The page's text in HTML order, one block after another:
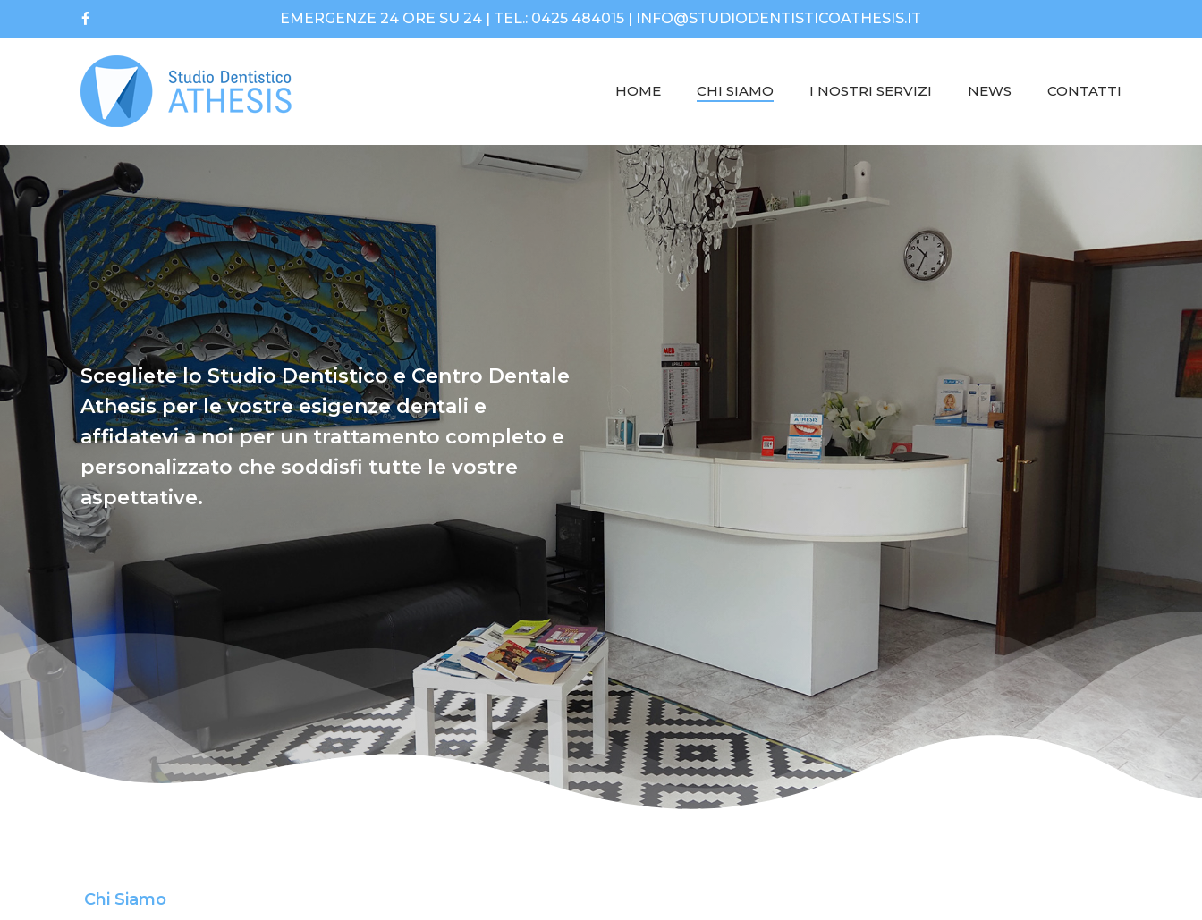
facebook
EMERGENZE 24 ORE SU 24 | TEL.: 0425 484015 | INFO@STUDIODENTISTICOATHESIS.IT
HOME CHI SIAMO I NOSTRI SERVIZI NEWS CONTATTI
Scegliete lo Studio Dentistico e Centro Dentale
Athesis per le vostre esigenze dentali e
affidatevi a noi per un trattamento completo e
personalizzato che soddisfi tutte le vostre
aspettative.
Chi Siamo